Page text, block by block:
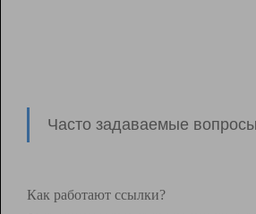
Часто задаваемые
Как работают ссылки?